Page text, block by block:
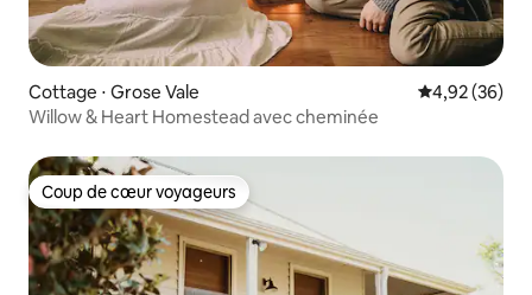
Cottage ⋅ Grose Vale Évaluation
4,92 (36)
Willow & Heart Homestead avec cheminée
Coup de cœur voyageurs
Coup de cœur voyageurs